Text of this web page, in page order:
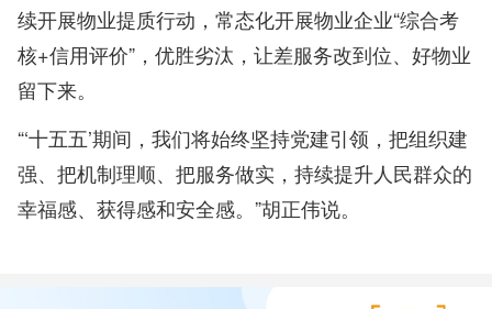
续开展物业提质行动，常态化开展物业企业“综合考
核+信用评价”，优胜劣汰，让差服务改到位、好物业
留下来。
“‘十五五’期间，我们将始终坚持党建引领，把组织建
强、把机制理顺、把服务做实，持续提升人民群众的
幸福感、获得感和安全感。”胡正伟说。